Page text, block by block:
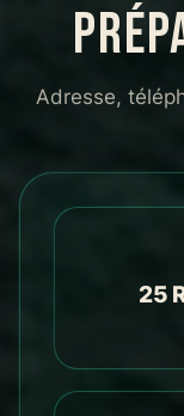
Adresse,
25